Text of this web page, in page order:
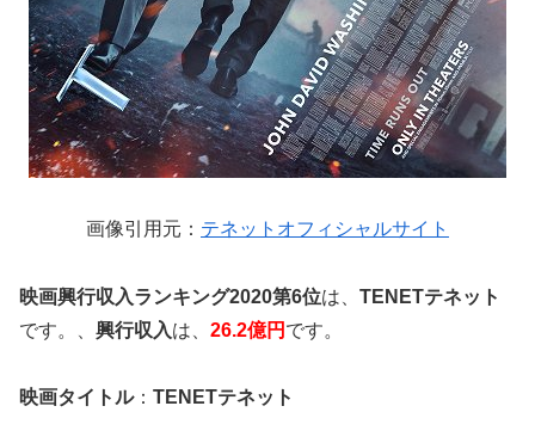
画像引用元： テネットオフィシャルサイト
映画興行収入ランキング2020第6位は、 TENETテネット
です。、 興行収入は、 26.2億円 です。
映画タイトル： TENETテネット